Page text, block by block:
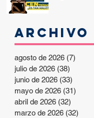
Archivo
agosto de 2026 (7)
julio de 2026 (38)
junio de 2026 (33)
mayo de 2026 (31)
abril de 2026 (32)
marzo de 2026 (32)